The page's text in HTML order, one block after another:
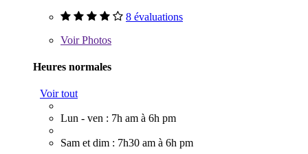
8 évaluations
VoirPhotos
Heures normales
Voir tout
Lun - ven : 7h am à 6h pm
Sam et dim : 7h30 am à 6h pm